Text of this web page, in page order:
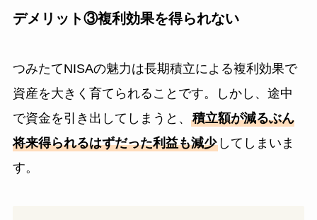
デメリット③複利効果を得られない
つみたてNISAの魅力は長期積立による複利効果で
資産を大きく育てられることです。しかし、途中
で資金を引き出してしまうと、 積立額が減るぶん
将来得られるはずだった利益も減少してしまいま
す。